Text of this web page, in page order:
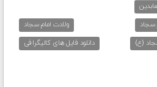
سجاد
ولادت امام سجاد
(ع)
دانلود فایل های کالیگرافی